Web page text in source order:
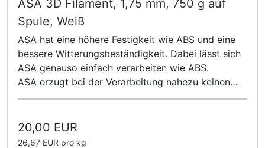
ASA 3D Filament, 1,75 mm, 750 g auf
Spule, Weiß
ASA hat eine höhere Festigkeit wie ABS und eine
bessere Witterungsbeständigkeit. Dabei lässt sich
ASA genauso einfach verarbeiten wie ABS.
ASA erzugt bei der Verarbeitung nahezu keinen
Geruch!
20,00 EUR
26,67 EUR pro kg